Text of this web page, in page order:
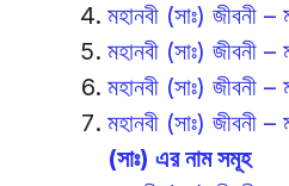
মহানবী (সাঃ) জীবনী
মহানবী (সাঃ) জীবনী
মহানবী (সাঃ) জীবনী
মহানবী (সাঃ) জীবনী
(সাঃ) এর নাম সমূহ